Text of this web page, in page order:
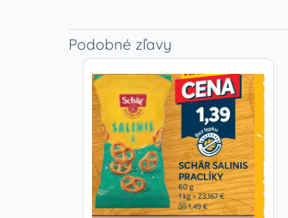
Podobné zľavy